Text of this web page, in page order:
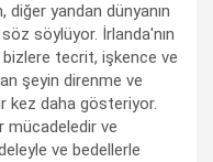
diğer yandan dünyanın
söylüyor. İrlanda'nın
bizlere tecrit, işkence ve
şeyin direnme ve
kez daha gösteriyor.
mücadeledir ve
ve bedellerle